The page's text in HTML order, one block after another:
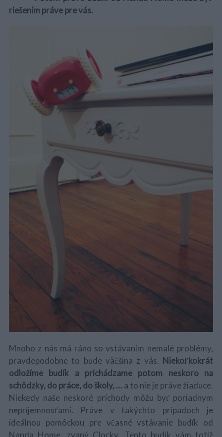
riešením práve pre vás.
Mnoho z nás má ráno so vstávaním nemalé problémy,
pravdepodobne to bude väčšina z vás. Niekoľkokrát
odložíme budík a prichádzame potom neskoro na
schôdzky, do práce, do školy, … a to nie je práve žiaduce.
Niekedy naše neskoré príchody môžu byť poriadnym
nepríjemnosťami. Práve v takýchto prípadoch je
ideálnou pomôckou pre včasné vstávanie budík od
Nanda Home, zvaný Clocky. Tento budík vám totiž